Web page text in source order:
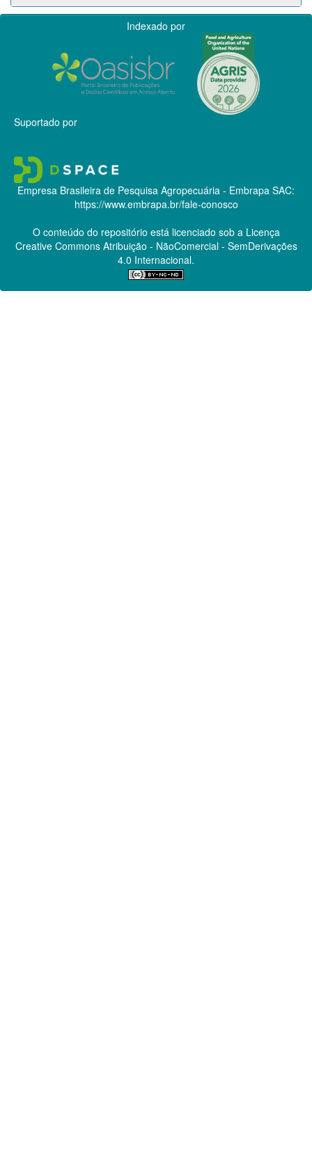
Indexado por
Suportado por
Empresa Brasileira de Pesquisa Agropecuária - Embrapa SAC:
https://www.embrapa.br/fale-conosco
O conteúdo do repositório está licenciado sob a Licença
Creative CommonsAtribuição - NãoComercial - SemDerivações
4.0 Internacional.